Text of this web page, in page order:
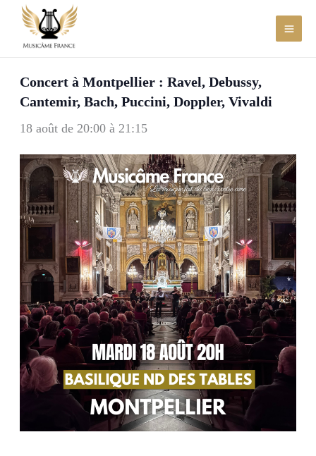
contenu
Concert à Montpellier : Ravel, Debussy,
Cantemir, Bach, Puccini, Doppler, Vivaldi
18 août de 20:00à 21:15